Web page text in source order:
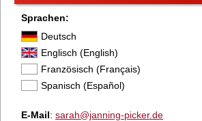
Sprachen:
Deutsch
Englisch (English)
Französisch (Français)
Spanisch (Español)
E-Mail: sarah@janning-picker.de